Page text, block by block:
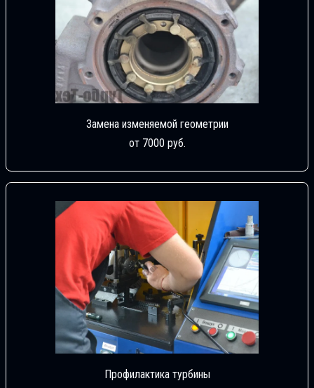
Замена изменяемой геометрии
от 7000 руб.
Профилактика турбины